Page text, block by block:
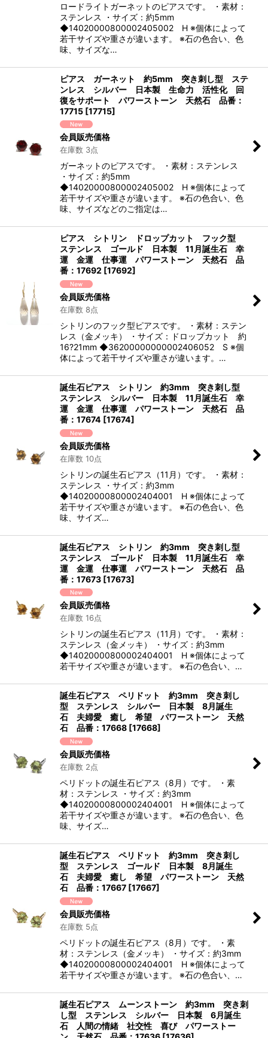
ロードライトガーネットのピアスです。 ・素材：
ステンレス ・サイズ：約5mm
◆14020000800002405002 H ※個体によって
若干サイズや重さが違います。 ※石の色合い、色
味、サイズな…
ピアス ガーネット 約5mm 突き刺し型 ステ
ンレス シルバー 日本製 生命力 活性化 回
復をサポート パワーストーン 天然石 品番：
17715 [17715]
会員販売価格
在庫数 3点
ガーネットのピアスです。 ・素材：ステンレス
・サイズ：約5mm
◆14020000800002405002 H ※個体によって
若干サイズや重さが違います。 ※石の色合い、色
味、サイズなどのご指定は…
ピアス シトリン ドロップカット フック型
ステンレス ゴールド 日本製 11月誕生石 幸
運 金運 仕事運 パワーストーン 天然石 品
番：17692 [17692]
会員販売価格
在庫数 8点
シトリンのフック型ピアスです。 ・素材：ステン
レス（金メッキ） ・サイズ：ドロップカット 約
16?21mm ◆36200000000002406052 S ※個
体によって若干サイズや重さが違います。…
誕生石ピアス シトリン 約3mm 突き刺し型
ステンレス シルバー 日本製 11月誕生石 幸
運 金運 仕事運 パワーストーン 天然石 品
番：17674 [17674]
会員販売価格
在庫数 10点
シトリンの誕生石ピアス（11月）です。 ・素材：
ステンレス ・サイズ：約3mm
◆14020000800002404001 H ※個体によって
若干サイズや重さが違います。 ※石の色合い、色
味、サイズ…
誕生石ピアス シトリン 約3mm 突き刺し型
ステンレス ゴールド 日本製 11月誕生石 幸
運 金運 仕事運 パワーストーン 天然石 品
番：17673 [17673]
会員販売価格
在庫数 16点
シトリンの誕生石ピアス（11月）です。 ・素材：
ステンレス（金メッキ） ・サイズ：約3mm
◆14020000800002404001 H ※個体によって
若干サイズや重さが違います。 ※石の色合い、…
誕生石ピアス ペリドット 約3mm 突き刺し
型 ステンレス シルバー 日本製 8月誕生
石 夫婦愛 癒し 希望 パワーストーン 天然
石 品番：17668 [17668]
会員販売価格
在庫数 2点
ペリドットの誕生石ピアス（8月）です。 ・素
材：ステンレス ・サイズ：約3mm
◆14020000800002404001 H ※個体によって
若干サイズや重さが違います。 ※石の色合い、色
味、サイズ…
誕生石ピアス ペリドット 約3mm 突き刺し
型 ステンレス ゴールド 日本製 8月誕生
石 夫婦愛 癒し 希望 パワーストーン 天然
石 品番：17667 [17667]
会員販売価格
在庫数 5点
ペリドットの誕生石ピアス（8月）です。 ・素
材：ステンレス（金メッキ） ・サイズ：約3mm
◆14020000800002404001 H ※個体によって
若干サイズや重さが違います。 ※石の色合い、…
誕生石ピアス ムーンストーン 約3mm 突き刺
し型 ステンレス シルバー 日本製 6月誕生
石 人間の情緒 社交性 喜び パワーストー